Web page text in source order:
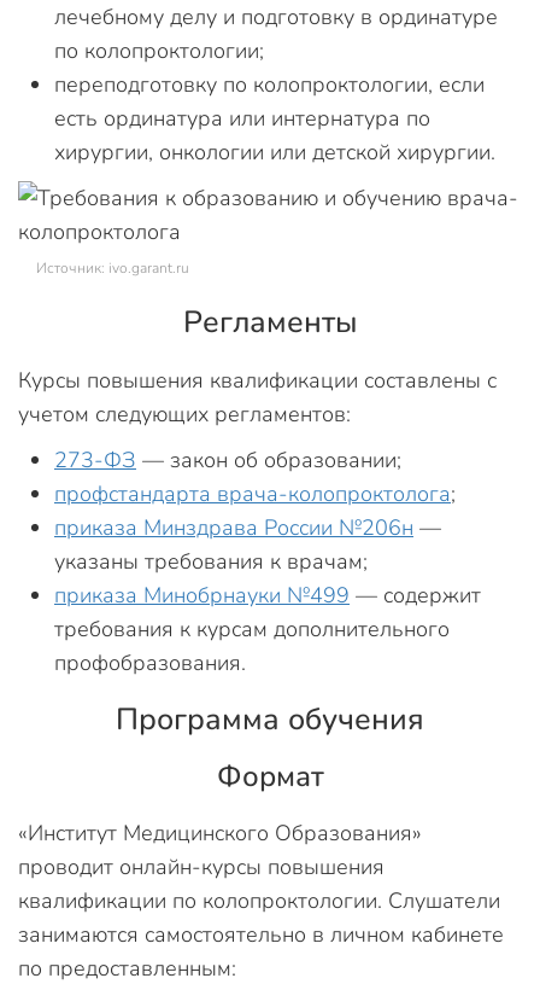
лечебному делу и подготовку в ординатуре
по колопроктологии;
переподготовку по колопроктологии, если
есть ординатура или интернатура по
хирургии, онкологии или детской хирургии.
Источник: ivo.garant.ru
Регламенты
Курсы повышения квалификации составлены с
учетом следующих регламентов:
273-ФЗ — закон об образовании;
профстандарта врача-колопроктолога;
приказа Минздрава России №206н —
указаны требования к врачам;
приказа Минобрнауки №499 — содержит
требования к курсам дополнительного
профобразования.
Программа обучения
Формат
«Институт Медицинского Образования»
проводит онлайн-курсы повышения
квалификации по колопроктологии. Слушатели
занимаются самостоятельно в личном кабинете
по предоставленным: